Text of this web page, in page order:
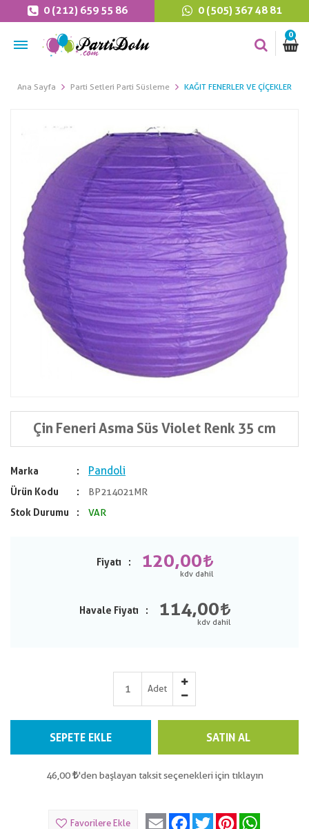
0 (212) 659 55 86 0 (505) 367 48 81
0
Ana Sayfa Parti Setleri Parti Süsleme KAĞIT FENERLER VE ÇIÇEKLER
Çin Feneri Asma Süs Violet Renk 35 cm
Marka Pandoli
Ürün Kodu
BP214021MR
Stok Durumu
VAR
Fiyatı 120,00
Havale Fiyatı 114,00
Adet
SEPETE EKLE SATIN AL
46,00 'den başlayan taksit seçenekleri için tıklayın
Favorilere Ekle Email Facebook
Twitter Pinterest